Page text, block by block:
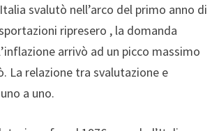
svalutò nell’arco del primo anno di
ripresero , la domanda
arrivò ad un picco massimo
La relazione tra svalutazione e
a uno.